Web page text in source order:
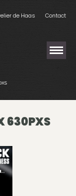
de Haas Contact
630PXS